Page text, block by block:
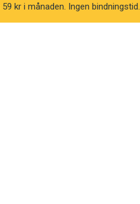
kr i månaden. Ingen bindningstid.